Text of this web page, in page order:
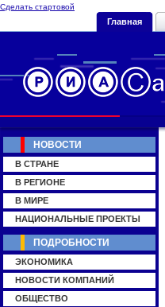
Сделать стартовой
Главная
НОВОСТИ
В СТРАНЕ
В РЕГИОНЕ
В МИРЕ
НАЦИОНАЛЬНЫЕ ПРОЕКТЫ
ПОДРОБНОСТИ
ЭКОНОМИКА
НОВОСТИ КОМПАНИЙ
ОБЩЕСТВО